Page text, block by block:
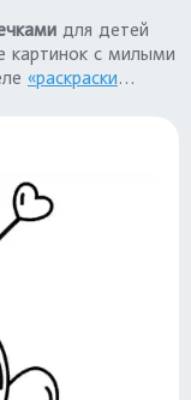
для детей
картинок с милыми
«раскраски